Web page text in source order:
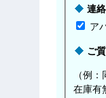
連
ア
ご
（例
在庫有